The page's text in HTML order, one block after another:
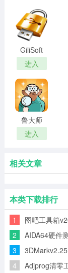
GiliSoft
USB
Lock(USB
接口加密
工具)
进入
鲁大师
2020
进入
相关文章
本类下载排行
1 图吧工具箱
2 AIDA64硬件
3
4 Adjprog清零